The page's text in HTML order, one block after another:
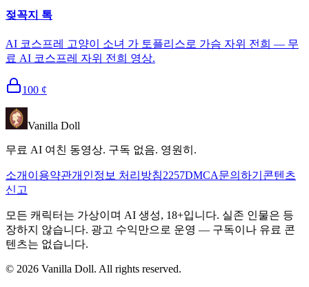
젖꼭지 톡
AI 코스프레 고양이 소녀 가 토플리스로 가슴 자위 전희 — 무
료 AI 코스프레 자위 전희 영상.
100 ¢
Vanilla Doll
무료 AI 여친 동영상. 구독 없음. 영원히.
소개 이용약관개인정보 처리방침2257DMCA문의하기 콘텐츠
신고
모든 캐릭터는 가상이며 AI 생성, 18+입니다. 실존 인물은 등
장하지 않습니다. 광고 수익만으로 운영 — 구독이나 유료 콘
텐츠는 없습니다.
© 2026 Vanilla Doll. All rights reserved.